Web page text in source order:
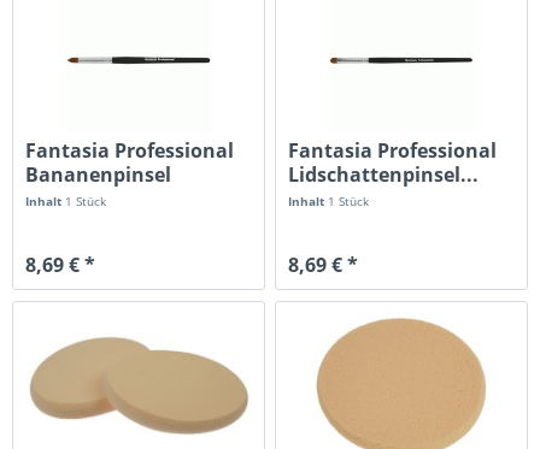
Fantasia Professional
Bananenpinsel
rund,spitz,...
Inhalt 1 Stück
8,69 € *
Fantasia Professional
Lidschattenpinsel...
Inhalt 1 Stück
8,69 € *